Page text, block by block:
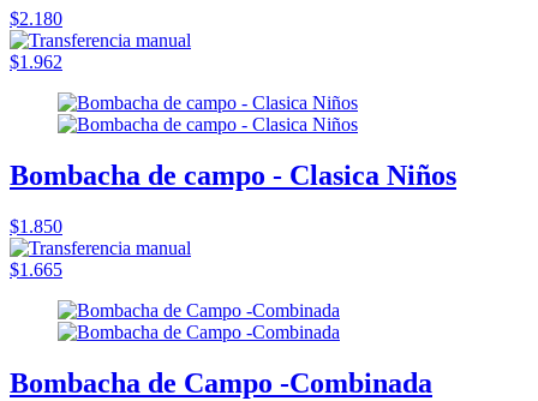
$2.180
$1.962
Bombacha de campo - Clasica Niños
$1.850
$1.665
Bombacha de Campo -Combinada